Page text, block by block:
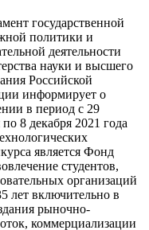
государственной
политики и
деятельности
науки и высшего
Российской
информирует о
в период с 29
по 8 декабря 2021 года
является Фонд
студентов,
организаций
лет включительно в
рыночно-
коммерциализации